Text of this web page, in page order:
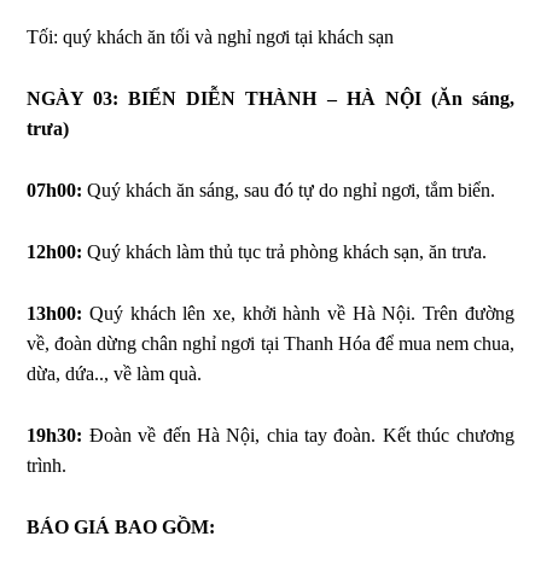
Tối: quý khách ăn tối và nghỉ ngơi tại khách sạn
NGÀY 03: BIỂN DIỄN THÀNH – HÀ NỘI (Ăn sáng,
trưa)
07h00:Quý khách ăn sáng, sau đó tự do nghỉ ngơi, tắm biển.
12h00: Quý khách làm thủ tục trả phòng khách sạn, ăn trưa.
13h00: Quý khách lên xe, khởi hành về Hà Nội. Trên đường
về, đoàn dừng chân nghỉ ngơi tại Thanh Hóa để mua nem chua,
dừa, dứa.., về làm quà.
19h30: Đoàn về đến Hà Nội, chia tay đoàn. Kết thúc chương
trình.
BÁO GIÁ BAO GỒM: